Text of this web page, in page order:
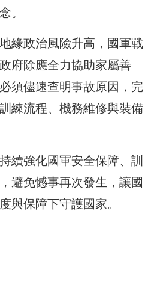
。
緣政治風險升高，國軍戰
府除應全力協助家屬善
須儘速查明事故原因，完
練流程、機務維修與裝備
續強化國軍安全保障、訓
避免憾事再次發生，讓國
與保障下守護國家。